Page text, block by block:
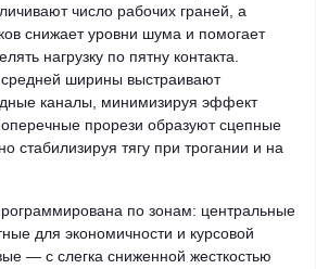
число рабочих граней, а
снижает уровни шума и помогает
нагрузку по пятну контакта.
ширины выстраивают
каналы, минимизируя эффект
прорези образуют сцепные
стабилизируя тягу при трогании и на
по зонам: центральные
для экономичности и курсовой
— с слегка сниженной жесткостью